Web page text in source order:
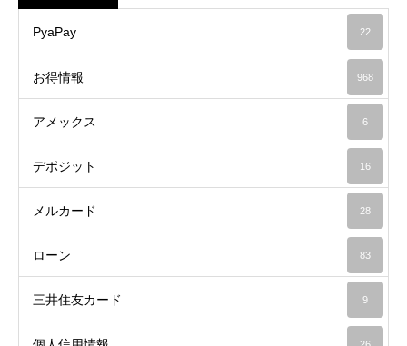
PyaPay 22
お得情報 968
アメックス 6
デポジット 16
メルカード 28
ローン 83
三井住友カード 9